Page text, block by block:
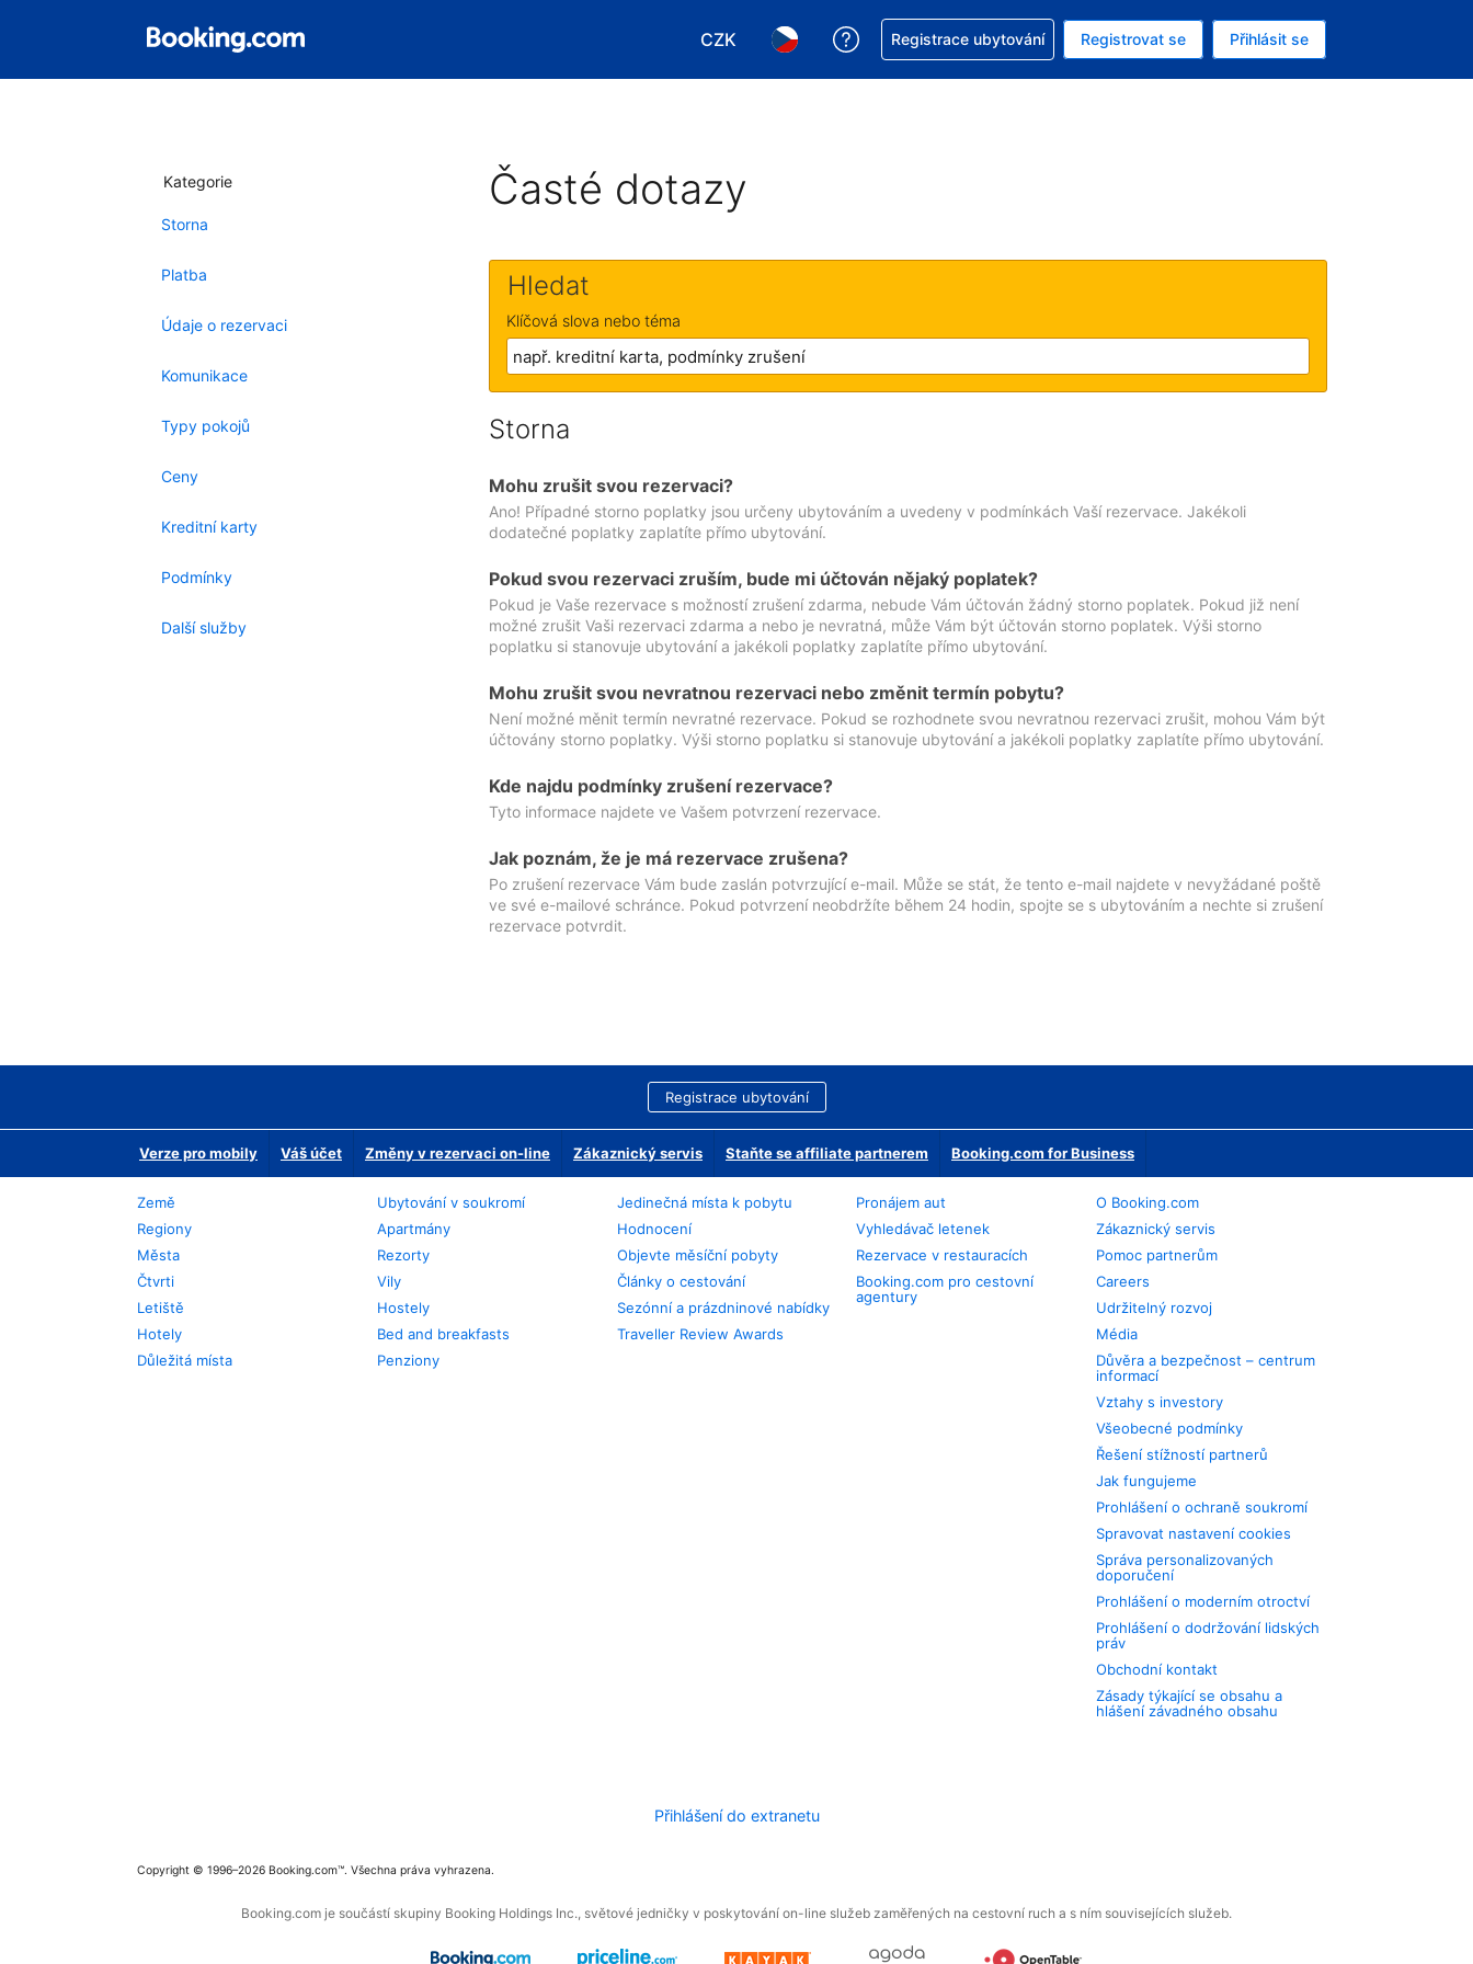
CZK
Vyberte si měnu. Aktuálně zvolená měna: Česká koruna
Vyberte si jazyk. Aktuálně zvolený jazyk: V češtině
Asistence s rezervací
Registrace ubytování Registrovat se Přihlásit se
Kategorie
Storna
Platba
Údaje o rezervaci
Komunikace
Typy pokojů
Ceny
Kreditní karty
Podmínky
Další služby
Časté dotazy
Hledat
Klíčová slova nebo téma
Storna
Mohu zrušit svou rezervaci?
Ano! Případné storno poplatky jsou určeny ubytováním a uvedeny v podmínkách Vaší rezervace. Jakékoli
dodatečné poplatky zaplatíte přímo ubytování.
Pokud svou rezervaci zruším, bude mi účtován nějaký poplatek?
Pokud je Vaše rezervace s možností zrušení zdarma, nebude Vám účtován žádný storno poplatek. Pokud již není
možné zrušit Vaši rezervaci zdarma a nebo je nevratná, může Vám být účtován storno poplatek. Výši storno
poplatku si stanovuje ubytování a jakékoli poplatky zaplatíte přímo ubytování.
Mohu zrušit svou nevratnou rezervaci nebo změnit termín pobytu?
Není možné měnit termín nevratné rezervace. Pokud se rozhodnete svou nevratnou rezervaci zrušit, mohou Vám být
účtovány storno poplatky. Výši storno poplatku si stanovuje ubytování a jakékoli poplatky zaplatíte přímo ubytování.
Kde najdu podmínky zrušení rezervace?
Tyto informace najdete ve Vašem potvrzení rezervace.
Jak poznám, že je má rezervace zrušena?
Po zrušení rezervace Vám bude zaslán potvrzující e-mail. Může se stát, že tento e-mail najdete v nevyžádané poště
ve své e-mailové schránce. Pokud potvrzení neobdržíte během 24 hodin, spojte se s ubytováním a nechte si zrušení
rezervace potvrdit.
Registrace ubytování
Verze pro mobily Váš účet Změny v rezervaci on-line Zákaznický servis Staňte se affiliate partnerem Booking.com for Business
Země
Regiony
Města
Čtvrti
Letiště
Hotely
Důležitá místa
Ubytování v soukromí
Apartmány
Rezorty
Vily
Hostely
Bed and breakfasts
Penziony
Jedinečná místa k pobytu
Hodnocení
Objevte měsíční pobyty
Články o cestování
Sezónní a prázdninové nabídky
Traveller Review Awards
Pronájem aut
Vyhledávač letenek
Rezervace v restauracích
Booking.com pro cestovní
agentury
O Booking.com
Zákaznický servis
Pomoc partnerům
Careers
Udržitelný rozvoj
Média
Důvěra a bezpečnost – centrum
informací
Vztahy s investory
Všeobecné podmínky
Řešení stížností partnerů
Jak fungujeme
Prohlášení o ochraně soukromí
Spravovat nastavení cookies
Správa personalizovaných
doporučení
Prohlášení o moderním otroctví
Prohlášení o dodržování lidských
práv
Obchodní kontakt
Zásady týkající se obsahu a
hlášení závadného obsahu
Přihlášení do extranetu
Copyright © 1996–2026 Booking.com™. Všechna práva vyhrazena.
Booking.com je součástí skupiny Booking Holdings Inc., světové jedničky v poskytování on-line služeb zaměřených na cestovní ruch a s ním souvisejících služeb.